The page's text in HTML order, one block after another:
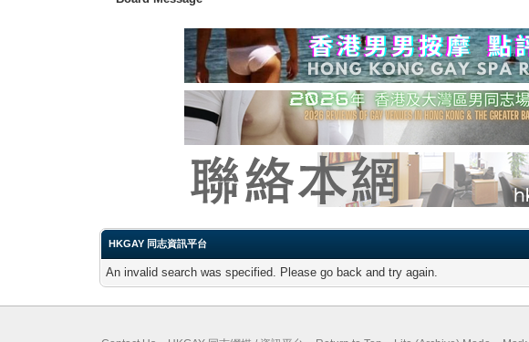
HKGAY 同志資訊平台
An invalid search was specified. Please go back and try again.